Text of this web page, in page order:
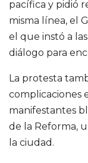
pacífica y pidió
misma línea, el
el que instó a
diálogo para
La protesta
complicaciones
manifestantes
de la Reforma,
la ciudad.